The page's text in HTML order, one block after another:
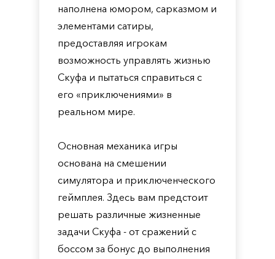
наполнена юмором, сарказмом и
элементами сатиры,
предоставляя игрокам
возможность управлять жизнью
Скуфа и пытаться справиться с
его «приключениями» в
реальном мире.
Основная механика игры
основана на смешении
симулятора и приключенческого
геймплея. Здесь вам предстоит
решать различные жизненные
задачи Скуфа - от сражений с
боссом за бонус до выполнения